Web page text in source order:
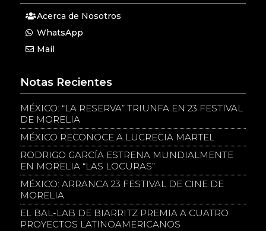
Acerca de Nosotros
WhatsApp
Mail
Notas Recientes
MÉXICO: “LA RESERVA” TRIUNFA EN 23 FESTIVAL
DE MORELIA
MÉXICO RECONOCE A LUCRECIA MARTEL
RODRIGO GARCÍA ESTRENA MUNDIALMENTE
EN MORELIA “LAS LOCURAS”
MÉXICO: ARRANCA 23 FESTIVAL DE CINE DE
MORELIA
EL BAL-LAB DE BIARRITZ PREMIA A CUATRO
PROYECTOS LATINOAMERICANOS